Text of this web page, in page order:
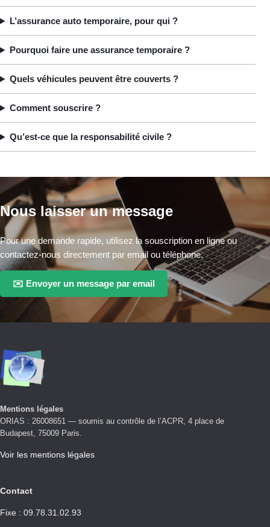
L’assurance auto temporaire, pour qui ?
Pourquoi faire une assurance temporaire ?
Quels véhicules peuvent être couverts ?
Comment souscrire ?
Qu’est-ce que la responsabilité civile ?
Nous laisser un message
Pour une demande rapide, utilisez la souscription en ligne ou
contactez-nous directement par email ou téléphone.
✉️ Envoyer un message par email
Mentions légales
ORIAS : 26008651 — soumis au contrôle de l’ACPR, 4 place de
Budapest, 75009 Paris.
Voir les mentions légales
Contact
Fixe : 09.78.31.02.93